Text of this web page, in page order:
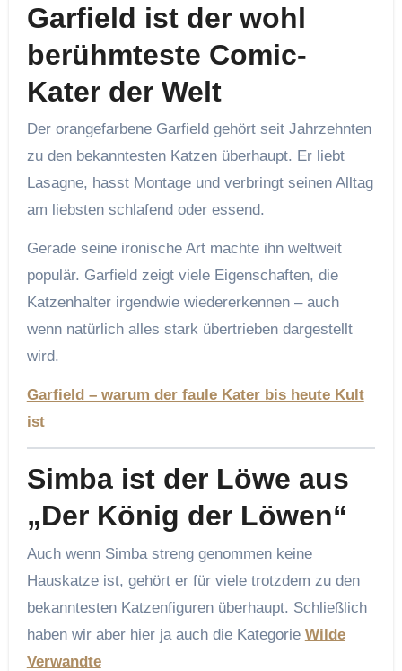
Garfield ist der wohl
berühmteste Comic-
Kater der Welt
Der orangefarbene Garfield gehört seit Jahrzehnten
zu den bekanntesten Katzen überhaupt. Er liebt
Lasagne, hasst Montage und verbringt seinen Alltag
am liebsten schlafend oder essend.
Gerade seine ironische Art machte ihn weltweit
populär. Garfield zeigt viele Eigenschaften, die
Katzenhalter irgendwie wiedererkennen – auch
wenn natürlich alles stark übertrieben dargestellt
wird.
Garfield – warum der faule Kater bis heute Kult
ist
Simba ist der Löwe aus
„Der König der Löwen“
Auch wenn Simba streng genommen keine
Hauskatze ist, gehört er für viele trotzdem zu den
bekanntesten Katzenfiguren überhaupt. Schließlich
haben wir aber hier ja auch die Kategorie Wilde
Verwandte